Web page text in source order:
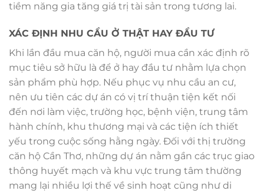
tiềm năng gia tăng giá trị tài sản trong tương lai.
XÁC ĐỊNH NHU CẦU Ở THẬT HAY ĐẦU TƯ
Khi lần đầu mua căn hộ, người mua cần xác định rõ
mục tiêu sở hữu là để ở hay đầu tư nhằm lựa chọn
sản phẩm phù hợp. Nếu phục vụ nhu cầu an cư,
nên ưu tiên các dự án có vị trí thuận tiện kết nối
đến nơi làm việc, trường học, bệnh viện, trung tâm
hành chính, khu thương mại và các tiện ích thiết
yếu trong cuộc sống hằng ngày. Đối với thị trường
căn hộ Cần Thơ, những dự án nằm gần các trục giao
thông huyết mạch và khu vực trung tâm thường
mang lại nhiều lợi thế về sinh hoạt cũng như di